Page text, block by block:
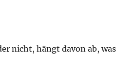
nicht, hängt davon ab, was